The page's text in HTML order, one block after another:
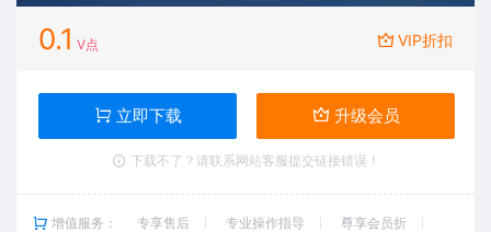
0.1 V点 VIP折扣
立即下载 升级会员
下载不了？请联系网站客服提交链接错误！
增值服务： 专享售后 专业操作指导 尊享会员折